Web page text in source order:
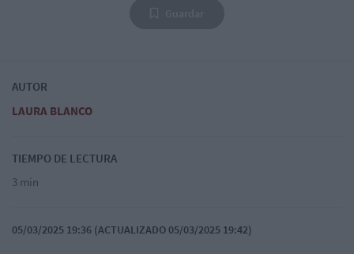
AUTOR
LAURA BLANCO
TIEMPO DE LECTURA
3 min
05/03/2025 19:36 (ACTUALIZADO 05/03/2025 19:42)